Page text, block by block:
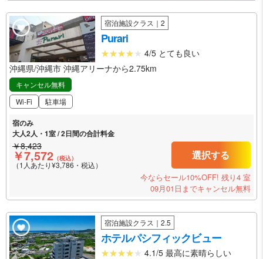
宿泊施設クラス｜2
Purari
4/5 とても良い
沖縄県/沖縄市 沖縄アリーナから2.75km
キャンセル無料
Wi-Fi
駐車場
宿のみ
大人2人・1室 / 2日間の合計料金
￥8,423
￥7,572 （税込）
（1人あたり¥3,786・税込）
選択する
今ならセール10%OFF! 残り4 室
09月01日までキャンセル無料
宿泊施設クラス｜2.5
ホテルパシフィックビュー
4.1/5 最高に素晴らしい